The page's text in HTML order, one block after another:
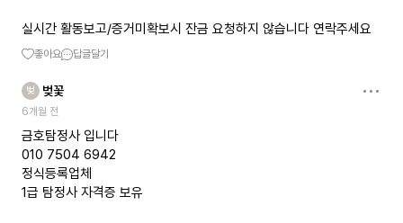
실시간 활동보고/증거미확보시 잔금 요청하지 않습니다 연락주세요
좋아요 답글달기
벚 벚꽃
6개월 전
금호탐정사 입니다
010 7504 6942
정식등록업체
1급 탐정사 자격증 보유